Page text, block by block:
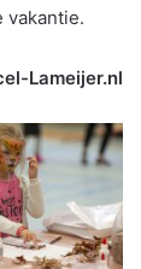
vakantie.
Lameijer.nl